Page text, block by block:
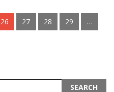
26 27 28 29
…